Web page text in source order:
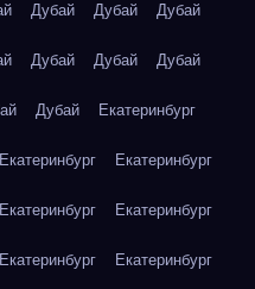
Дубай Дубай Дубай
Дубай Дубай Дубай
Дубай Екатеринбург
Екатеринбург Екатеринбург
Екатеринбург Екатеринбург
Екатеринбург Екатеринбург